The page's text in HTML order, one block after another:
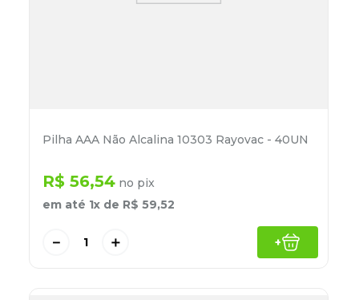
Pilha AAA Não Alcalina 10303 Rayovac - 40UN
R$ 56,54 no pix
em até 1x de R$ 59,52
＋
－ +